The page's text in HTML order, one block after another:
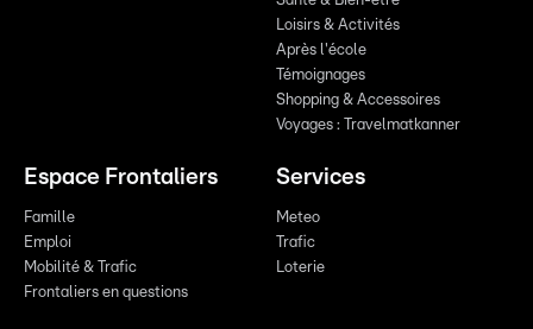
Loisirs & Activités
Après l'école
Témoignages
Shopping & Accessoires
Voyages : Travelmatkanner
Espace Frontaliers
Famille
Emploi
Mobilité & Trafic
Frontaliers en questions
Services
Meteo
Trafic
Loterie